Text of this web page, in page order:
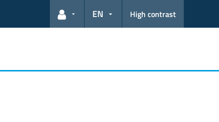
User links
EN High contrast